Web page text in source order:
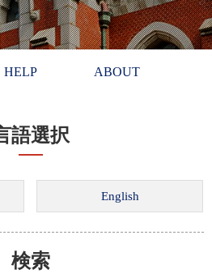
HELP ABOUT
語選択
検索